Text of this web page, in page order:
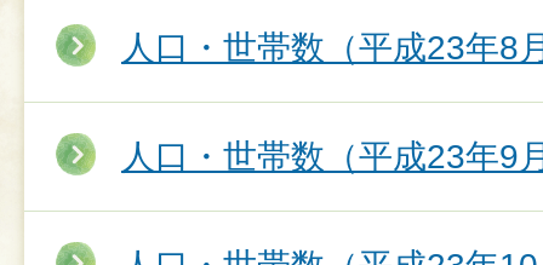
人口・世帯数（平成23年8
人口・世帯数（平成23年9